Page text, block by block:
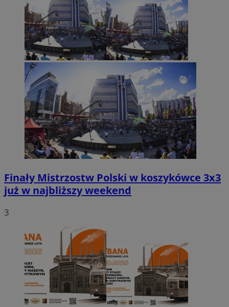
Finały Mistrzostw Polski w koszykówce 3x3
już w najbliższy weekend
3